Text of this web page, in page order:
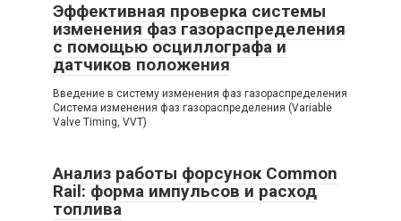
Эффективная проверка системы
изменения фаз газораспределения
с помощью осциллографа и
датчиков положения
Введение в систему изменения фаз газораспределения
Система изменения фаз газораспределения (Variable
Valve Timing, VVT)
Анализ работы форсунок Common
Rail: форма импульсов и расход
топлива